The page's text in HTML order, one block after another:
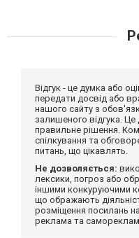
Відгук - це думка або
передати досвід або
нашого сайту з
залишеного відгука.
правильне рішення.
спілкування та
питань, що цікавлять.
Не дозволяється:
лексики, погроз або
іншими конкуруючими
що ображають
розміщення посилань
реклама та